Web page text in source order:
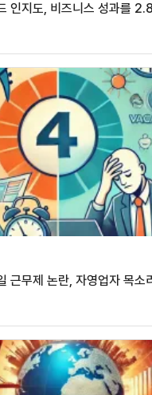
인지도, 비즈니스 성과를
근무제 논란, 자영업자 목소